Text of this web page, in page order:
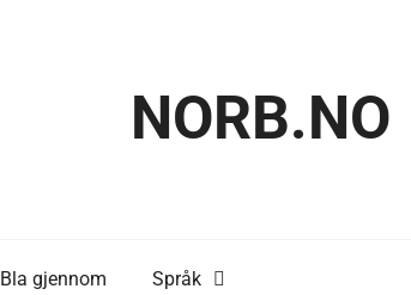
NORB.NO
Bla gjennom Språk